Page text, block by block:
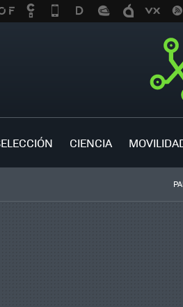
CIENCIA